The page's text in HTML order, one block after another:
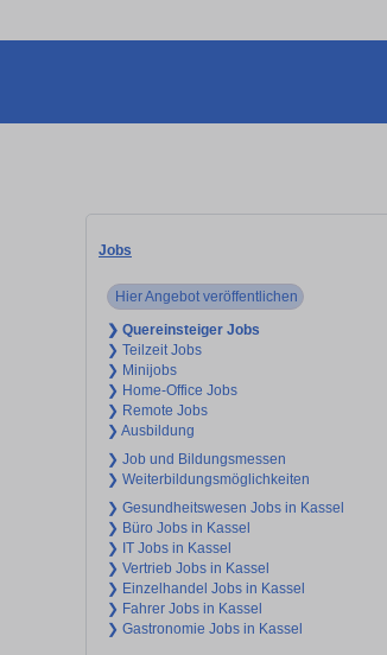
Jobs
Hier Angebot veröffentlichen
❯ Quereinsteiger Jobs
❯ Teilzeit Jobs
❯ Minijobs
❯ Home-Office Jobs
❯ Remote Jobs
❯ Ausbildung
❯ Job und Bildungsmessen
❯ Weiterbildungsmöglichkeiten
❯ Gesundheitswesen Jobs in Kassel
❯ Büro Jobs in Kassel
❯ IT Jobs in Kassel
❯ Vertrieb Jobs in Kassel
❯ Einzelhandel Jobs in Kassel
❯ Fahrer Jobs in Kassel
❯ Gastronomie Jobs in Kassel